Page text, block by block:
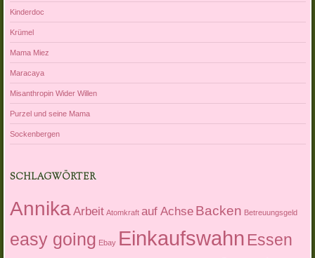
Kinderdoc
Krümel
Mama Miez
Maracaya
Misanthropin Wider Willen
Purzel und seine Mama
Sockenbergen
SCHLAGWÖRTER
AnnikaArbeit Atomkraft auf Achse Backen Betreuungsgeld
easy going Ebay Einkaufswahn Essen